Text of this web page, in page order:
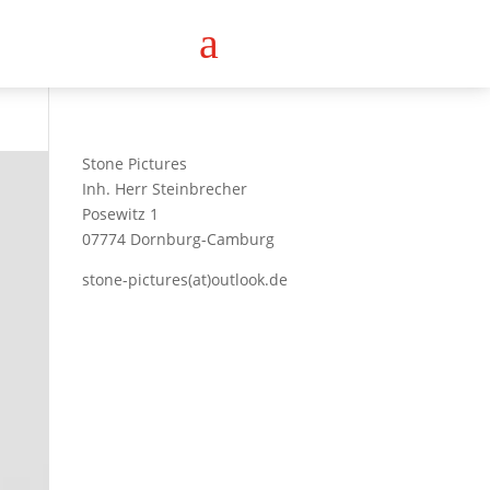
a
Stone Pictures
Inh. Herr Steinbrecher
Posewitz 1
07774 Dornburg-Camburg
stone-pictures(at)outlook.de